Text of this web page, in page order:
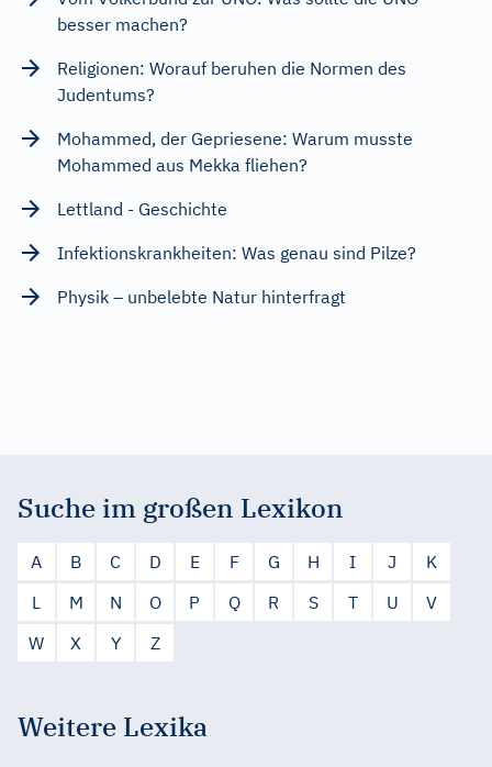
besser machen?
Religionen: Worauf beruhen die Normen des
Judentums?
Mohammed, der Gepriesene: Warum musste
Mohammed aus Mekka fliehen?
Lettland - Geschichte
Infektionskrankheiten: Was genau sind Pilze?
Physik – unbelebte Natur hinterfragt
Suche im großen Lexikon
A B C D E F G H I J
K
L
M N O P Q R S T U
V
W
X Y Z
Weitere Lexika